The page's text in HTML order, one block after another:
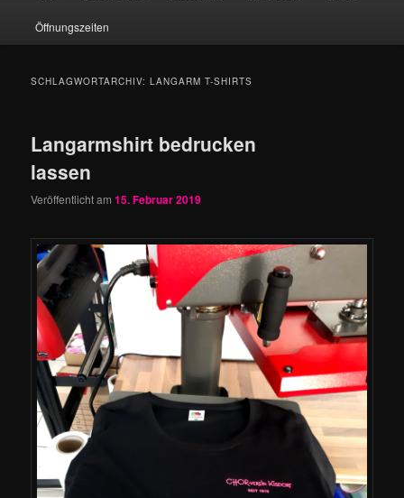
Öffnungszeiten
SCHLAGWORTARCHIV:LANGARM T-SHIRTS
Langarmshirt bedrucken
lassen
Veröffentlicht am15. Februar 2019